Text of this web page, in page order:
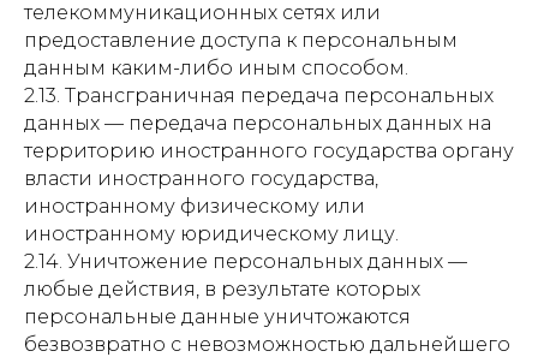
телекоммуникационных сетях или
предоставление доступа к персональным
данным каким-либо иным способом.
2.13. Трансграничная передача персональных
данных — передача персональных данных на
территорию иностранного государства органу
власти иностранного государства,
иностранному физическому или
иностранному юридическому лицу.
2.14. Уничтожение персональных данных —
любые действия, в результате которых
персональные данные уничтожаются
безвозвратно с невозможностью дальнейшего